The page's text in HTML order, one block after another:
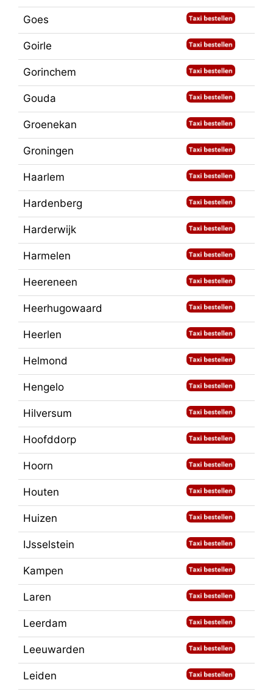
Goes
Goirle
Gorinchem
Gouda
Groenekan
Groningen
Haarlem
Hardenberg
Harderwijk
Harmelen
Heereneen
Heerhugowaard
Heerlen
Helmond
Hengelo
Hilversum
Hoofddorp
Hoorn
Houten
Huizen
IJsselstein
Kampen
Laren
Leerdam
Leeuwarden
Leiden